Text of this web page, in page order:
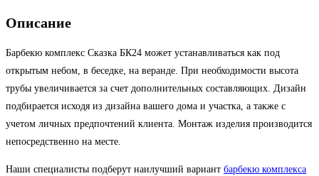
Описание
Барбекю комплекс Сказка БК24 может устанавливаться как под
открытым небом, в беседке, на веранде. При необходимости высота
трубы увеличивается за счет дополнительных составляющих. Дизайн
подбирается исходя из дизайна вашего дома и участка, а также с
учетом личных предпочтений клиента. Монтаж изделия производится
непосредственно на месте.
Наши специалисты подберут наилучший вариант барбекю комплекса